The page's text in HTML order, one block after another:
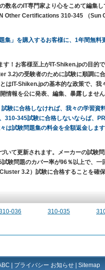
名のIT専門家より心をこめて編集し
Other Certifications 310-345 （
」を購入するお客様に、1年間無料
す！お客様至上がIT-Shiken.jpの目
の受験者のために試験に順調に
はIT-Shiken.jpの基本的な政策で、
情報を公に発表、編集、暴露しません
験に合格しなければ、我々の学習資
345試験に合格しないならば、
は試験問題集の料金を全額返金しま
いて更新されます。メーカーの試験
験問題のカバー率が96％以上で、
3.2）試験に合格することを確保
036 310-035
プライバシー お知らせ Sitemap